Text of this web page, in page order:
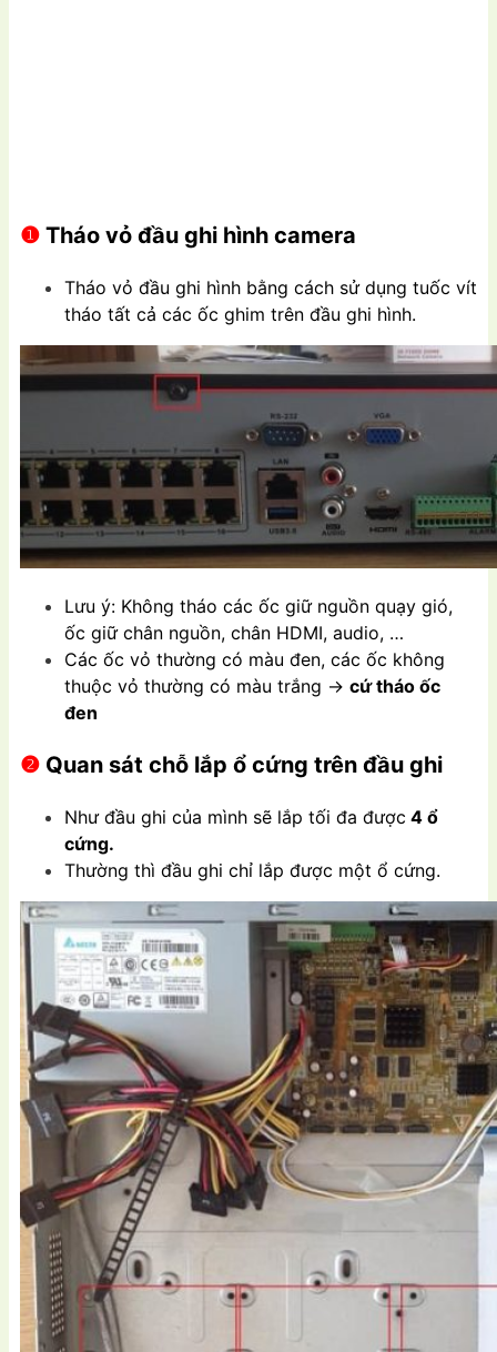
❶ Tháo vỏ đầu ghi hình camera
Tháo vỏ đầu ghi hình bằng cách sử dụng tuốc vít
tháo tất cả các ốc ghim trên đầu ghi hình.
Lưu ý: Không tháo các ốc giữ nguồn quạy gió,
ốc giữ chân nguồn, chân HDMI, audio, …
Các ốc vỏ thường có màu đen, các ốc không
thuộc vỏ thường có màu trắng -> cứ tháo ốc
đen
❷ Quan sát chỗ lắp ổ cứng trên đầu ghi
Như đầu ghi của mình sẽ lắp tối đa được 4 ổ
cứng.
Thường thì đầu ghi chỉ lắp được một ổ cứng.